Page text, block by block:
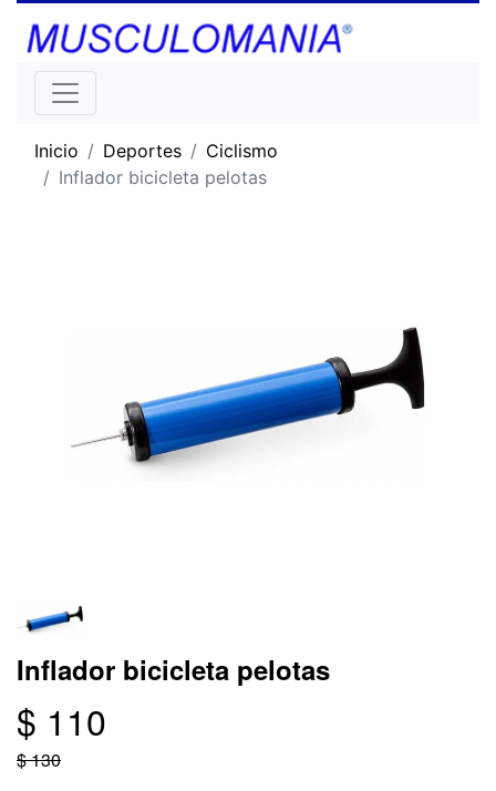
Inicio Deportes
Ciclismo
Inflador bicicleta pelotas
Inflador bicicleta pelotas
$ 110
$ 130